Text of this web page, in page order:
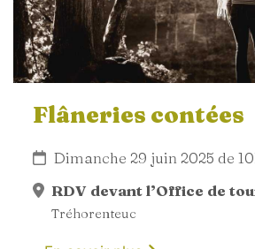
Flâneries contées
Dimanche 29 juin 2025 de
RDV devant l’Office de
Tréhorenteuc